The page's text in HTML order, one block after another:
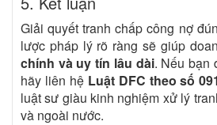
Giải quyết tranh chấp công nợ
lược pháp lý rõ ràng sẽ giúp
chính và uy tín lâu dài. Nếu bạn
hãy liên hệ Luật DFC theo số
luật sư giàu kinh nghiệm xử lý
và ngoài nước.